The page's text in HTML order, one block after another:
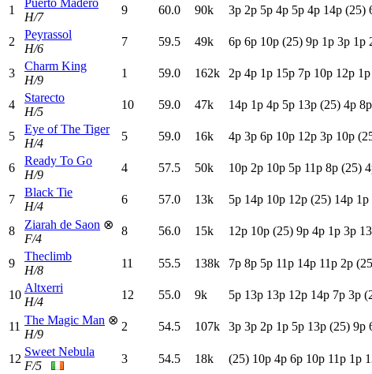
1
Puerto Madero
H/7
9 60.0 90k 3p 2p 5p 4p 5p 4p 14p (25)
2
Peyrassol
H/6
7 59.5 49k 6p 6p 10p (25) 9p 1p 3p 1p
3
Charm King
H/9
1 59.0 162k 2p 4p 1p 15p 7p 10p 12p 1p
4
Starecto
H/5
10 59.0 47k 14p 1p 4p 5p 13p (25) 4p 8p
5
Eye of The Tiger
H/4
5 59.0 16k 4p 3p 6p 10p 12p 3p 10p
6
Ready To Go
H/9
4 57.5 50k 10p 2p 10p 5p 11p 8p (25) 4
7
Black Tie
H/4
6 57.0 13k 5p 14p 10p 12p (25) 14p 1p
8 Ziarah de Saon ⊗
F/4
8 56.0 15k 12p 10p (25) 9p 4p 1p 3p
9
Theclimb
H/8
11 55.5 138k 7p 8p 5p 11p 14p 11p 2p
10
Altxerri
H/4
12 55.0 9k 5p 13p 13p 12p 14p 7p 3p
11 The Magic Man ⊗
H/9
2 54.5 107k 3p 3p 2p 1p 5p 13p (25) 9p
12
Sweet Nebula
F/5
3 54.5 18k (25) 10p 4p 6p 10p 11p 1p